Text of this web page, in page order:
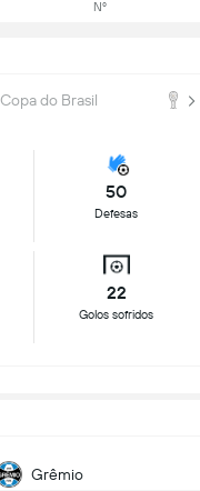
Nº
Copa do Brasil
50
Defesas
22
Golos sofridos
Grêmio